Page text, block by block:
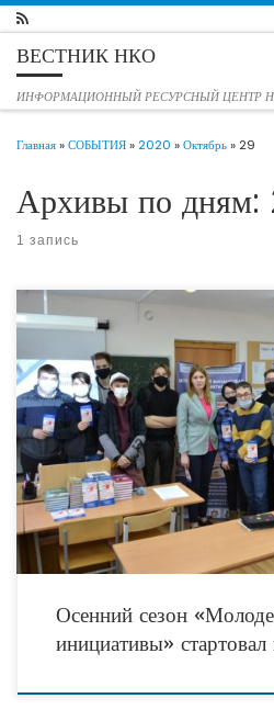
Перейти к содержимому
ВЕСТНИК НКО
ИНФОРМАЦИОННЫЙ РЕСУРСНЫЙ ЦЕНТР
Главная»СОБЫТИЯ»2020 »Октябрь» 29
Архивы по дням:
1 запись
27 октября в Тюмени состоялась первая в
социального проекта регионального
организации «Финпотребсоюз» -
финансовую грамотность
Осенний сезон
инициативы»